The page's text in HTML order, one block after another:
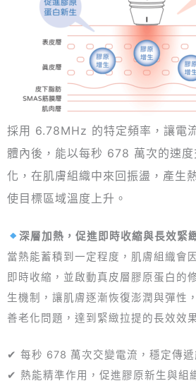
採用 6.78MHz 的特定頻率，讓電
體內後，能以每秒 678 萬次的速度
化，在肌膚組織中來回振盪，產生
使目標區域溫度上升。
深層加熱，促進即時收縮與長效緊
當熱能蓄積到一定程度，肌膚組織會
即時收縮，並啟動真皮層膠原蛋白的
生機制，讓肌膚逐漸恢復澎潤與彈性
善老化問題，達到緊緻拉提的長效效
✔ 每秒 678 萬次交變電流，穩定傳遞
✔ 熱能精準作用，促進膠原新生與組